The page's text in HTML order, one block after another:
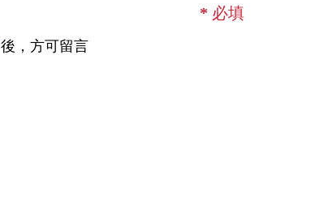
* 必填
後，方可留言